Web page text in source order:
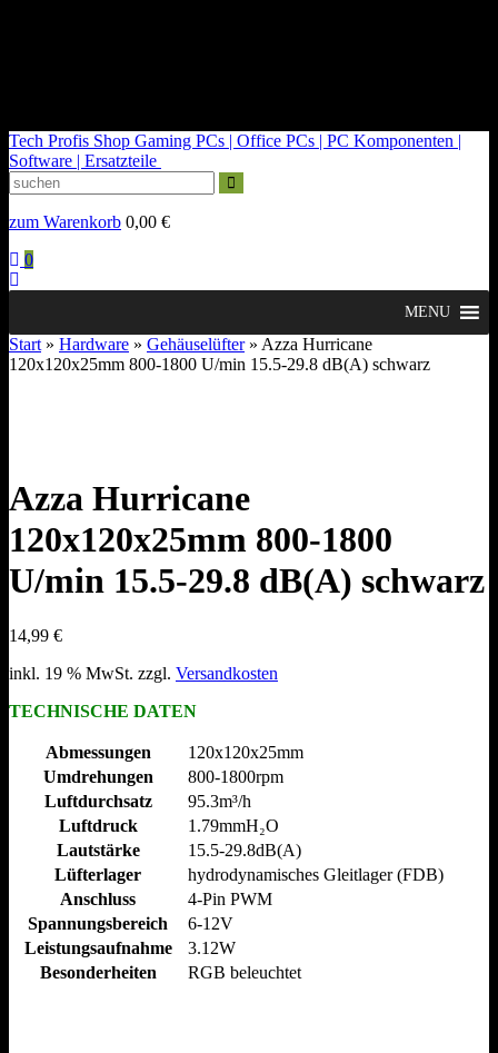
Tech Profis Shop Gaming PCs | Office PCs | PC Komponenten |
Software | Ersatzteile
zum Warenkorb 0,00 €
0
MENU
Start » Hardware » Gehäuselüfter» Azza Hurricane
120x120x25mm 800-1800 U/min 15.5-29.8 dB(A) schwarz
Azza Hurricane
120x120x25mm 800-1800
U/min 15.5-29.8 dB(A) schwarz
14,99 €
inkl. 19 % MwSt. zzgl. Versandkosten
TECHNISCHE DATEN
Abmessungen
120x120x25mm
Umdrehungen
800-1800rpm
Luftdurchsatz
95.3m³/​h
Luftdruck
1.79mmH₂O
Lautstärke
15.5-29.8dB(A)
Lüfterlager
hydrodynamisches Gleitlager (FDB)
Anschluss
4-Pin PWM
Spannungsbereich
6-12V
Leistungsaufnahme
3.12W
Besonderheiten
RGB beleuchtet